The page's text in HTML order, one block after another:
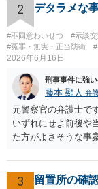
ら注意されて終わ
る可能性というのも
は条文だけ見ると重
ないと思いますし、
ば、不処分で終わり
送は暴力団関係者で
配というなら、弁護
ません。反省してい
2 デタラメな
#不同意わいせつ #示談
#冤罪・無実・正当防衛
2026年6月16日
刑事事件に強
藤本 顯人 弁
元警察官の弁護士で
いずれにせよ前後や
た方がよさそうな事
3 留置所の確